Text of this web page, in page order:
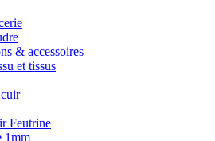
& accessoires
et tissus
Feutrine
1mm